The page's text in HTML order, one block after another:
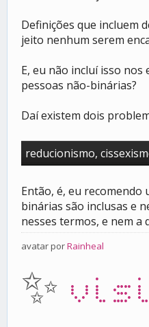
Definições que incluem
jeito nenhum serem
E, eu não incluí isso
pessoas não-binárias?
Daí existem dois
reducionismo,
Então, é, eu recomendo
binárias são inclusas e
nesses termos, e nem
avatar porRainheal
✨